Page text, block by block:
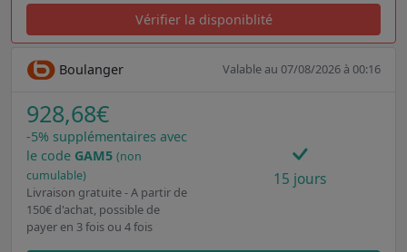
Vérifier la disponiblité
Boulanger Valable au 07/08/2026 à 00:16
928,68€
-5% supplémentaires avec
le code GAM5 (non
cumulable)
Livraison gratuite - A partir de
150€ d'achat, possible de
payer en 3 fois ou 4 fois
15 jours